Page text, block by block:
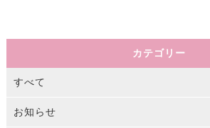
カテゴリー
すべて
お知らせ